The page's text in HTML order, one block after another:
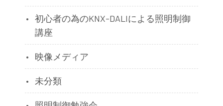
初心者の為のKNX-DALIによる照明制御
講座
映像メディア
未分類